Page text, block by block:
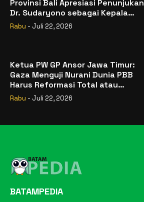
Provinsi Bali Apresiasi Penunjukan
Dr. Sudaryono sebagai Kepala
Badan Gizi Nasional
Rabu - Juli 22, 2026
Ketua PW GP Ansor Jawa Timur:
Gaza Menguji Nurani Dunia PBB
Harus Reformasi Total atau
Kehilangan Legitimasi
Rabu - Juli 22, 2026
BATAMPEDIA